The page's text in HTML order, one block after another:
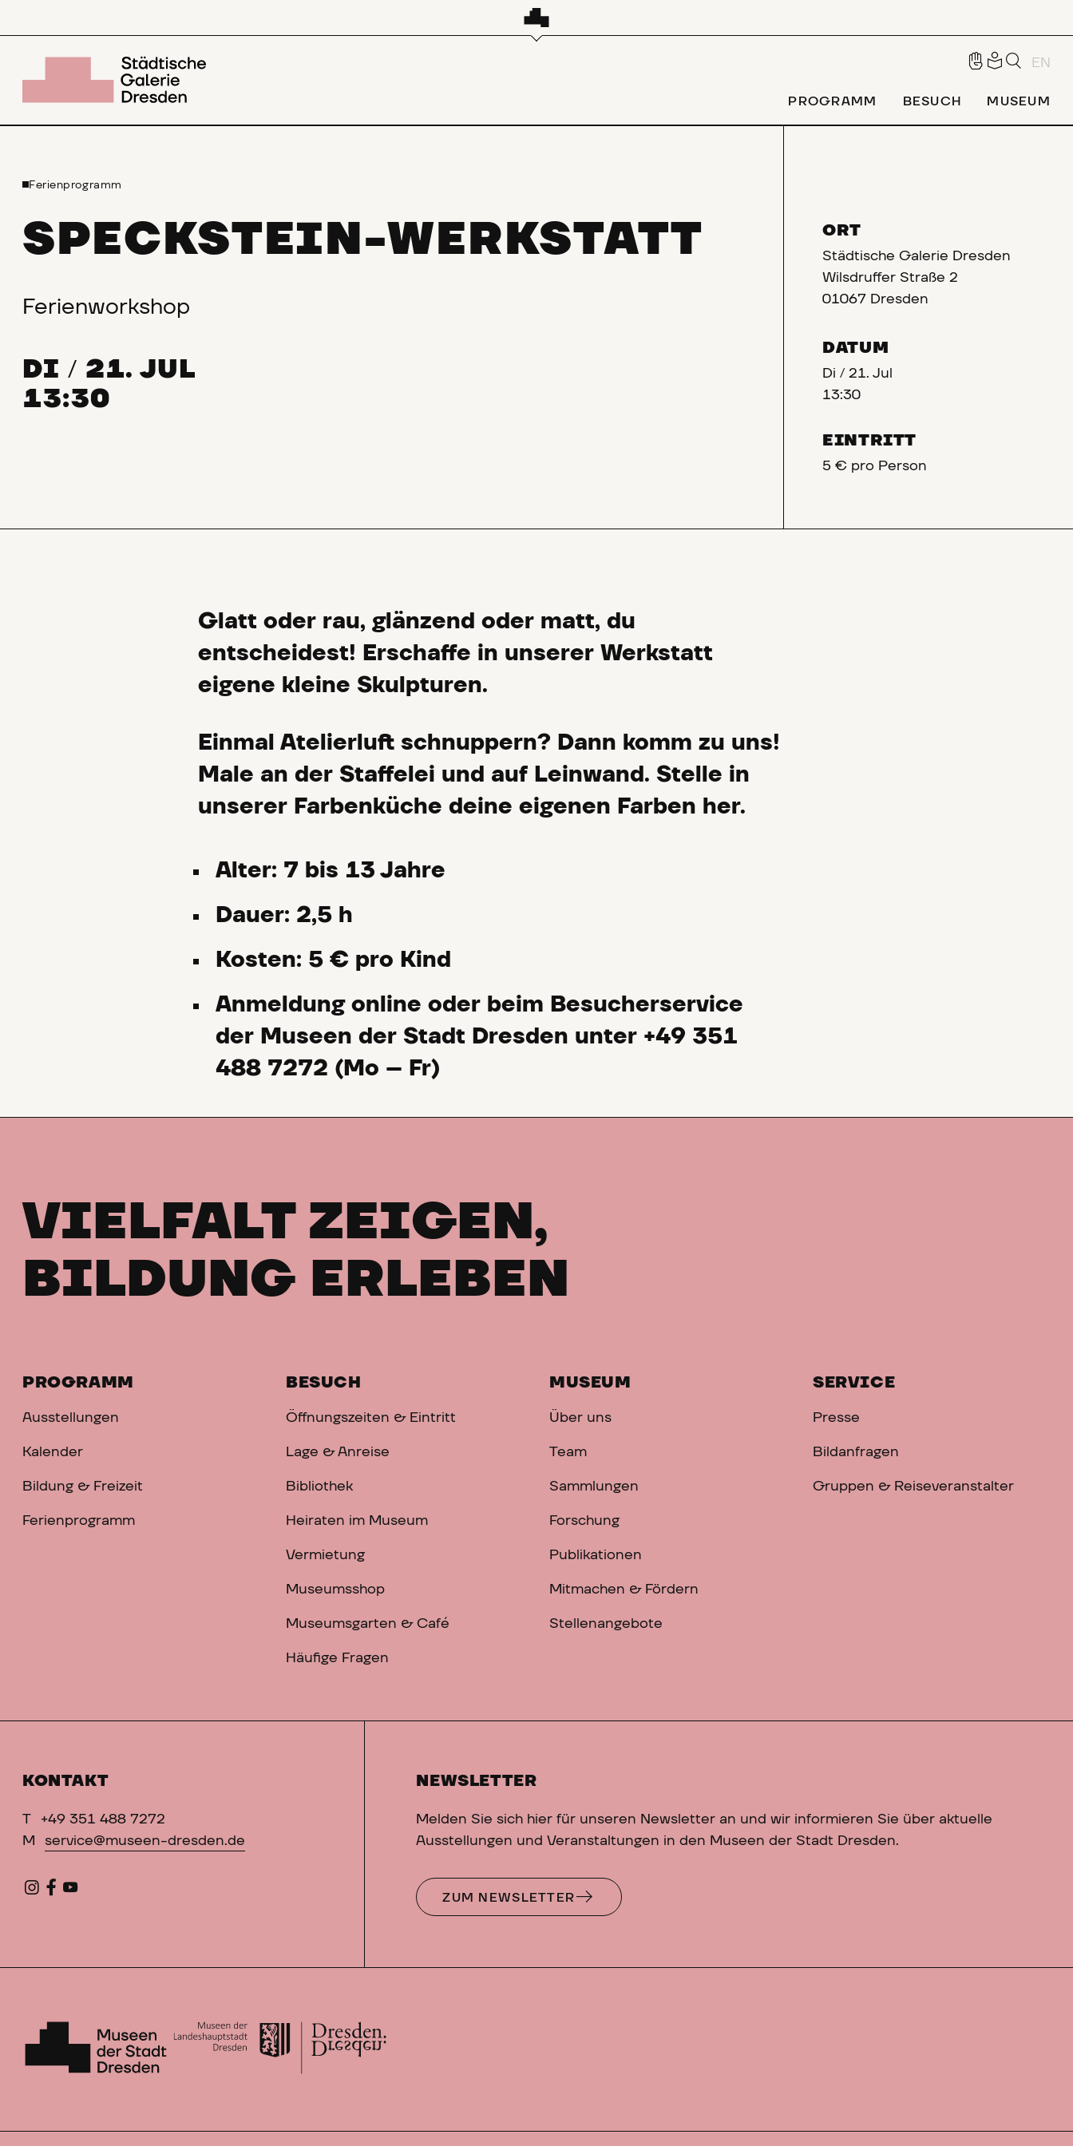
EN
PROGRAMM BESUCH MUSEUM
Ferienprogramm
SPECKSTEIN-WERKSTATT
Ferienworkshop
DI / 21. JUL
13:30
ORT
Städtische Galerie Dresden
Wilsdruffer Straße 2
01067 Dresden
DATUM
Di /21. Jul
13:30
EINTRITT
5 € pro Person
Glatt oder rau, glänzend oder matt, du
entscheidest! Erschaffe in unserer Werkstatt
eigene kleine Skulpturen.
Einmal Atelierluft schnuppern? Dann komm zu uns!
Male an der Staffelei und auf Leinwand. Stelle in
unserer Farbenküche deine eigenen Farben her.
Alter: 7 bis 13 Jahre
Dauer: 2,5 h
Kosten: 5 € pro Kind
Anmeldung online oder beim Besucherservice
der Museen der Stadt Dresden unter +49 351
488 7272 (Mo – Fr)
VIELFALT ZEIGEN,
BILDUNG ERLEBEN
PROGRAMM
Ausstellungen
Kalender
Bildung & Freizeit
Ferienprogramm
BESUCH
Öffnungszeiten & Eintritt
Lage & Anreise
Bibliothek
Heiraten im Museum
Vermietung
Museumsshop
Museumsgarten & Café
Häufige Fragen
MUSEUM
Über uns
Team
Sammlungen
Forschung
Publikationen
Mitmachen & Fördern
Stellenangebote
SERVICE
Presse
Bildanfragen
Gruppen & Reiseveranstalter
KONTAKT
T
+49 351 488 7272
M
service@museen-dresden.de
NEWSLETTER
Melden Sie sich hier für unseren Newsletter an und wir informieren Sie über aktuelle
Ausstellungen und Veranstaltungen in den Museen der Stadt Dresden.
ZUM NEWSLETTER